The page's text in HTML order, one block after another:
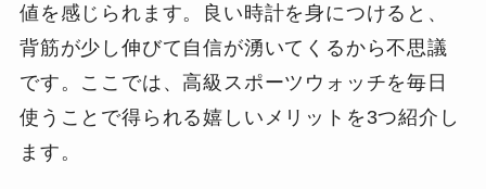
値を感じられます。良い時計を身につけると、
背筋が少し伸びて自信が湧いてくるから不思議
です。ここでは、高級スポーツウォッチを毎日
使うことで得られる嬉しいメリットを3つ紹介し
ます。